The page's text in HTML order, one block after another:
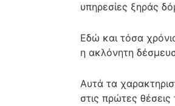
υπηρεσίες ξηράς
Εδώ και τόσα
η ακλόνητη
Αυτά τα
στις πρώτες